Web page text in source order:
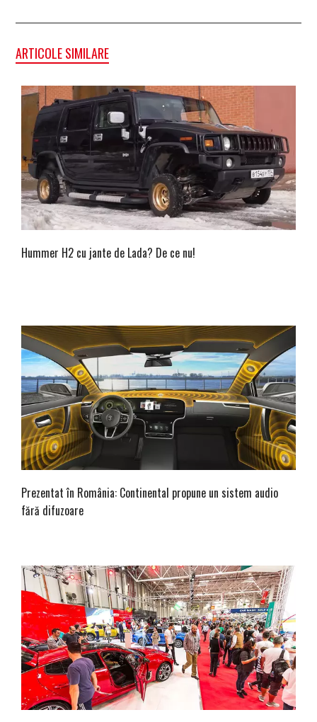
ARTICOLE SIMILARE
Hummer H2 cu jante de Lada? De ce nu!
Prezentat în România: Continental propune un sistem audio
fără difuzoare